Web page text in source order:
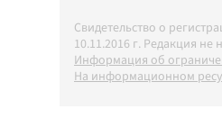
Свидетельство о
10.11.2016 г. Редакция
Информация об
На информационном